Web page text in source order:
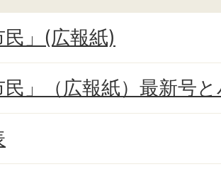
民」(広報紙)
民」（広報紙）最新号